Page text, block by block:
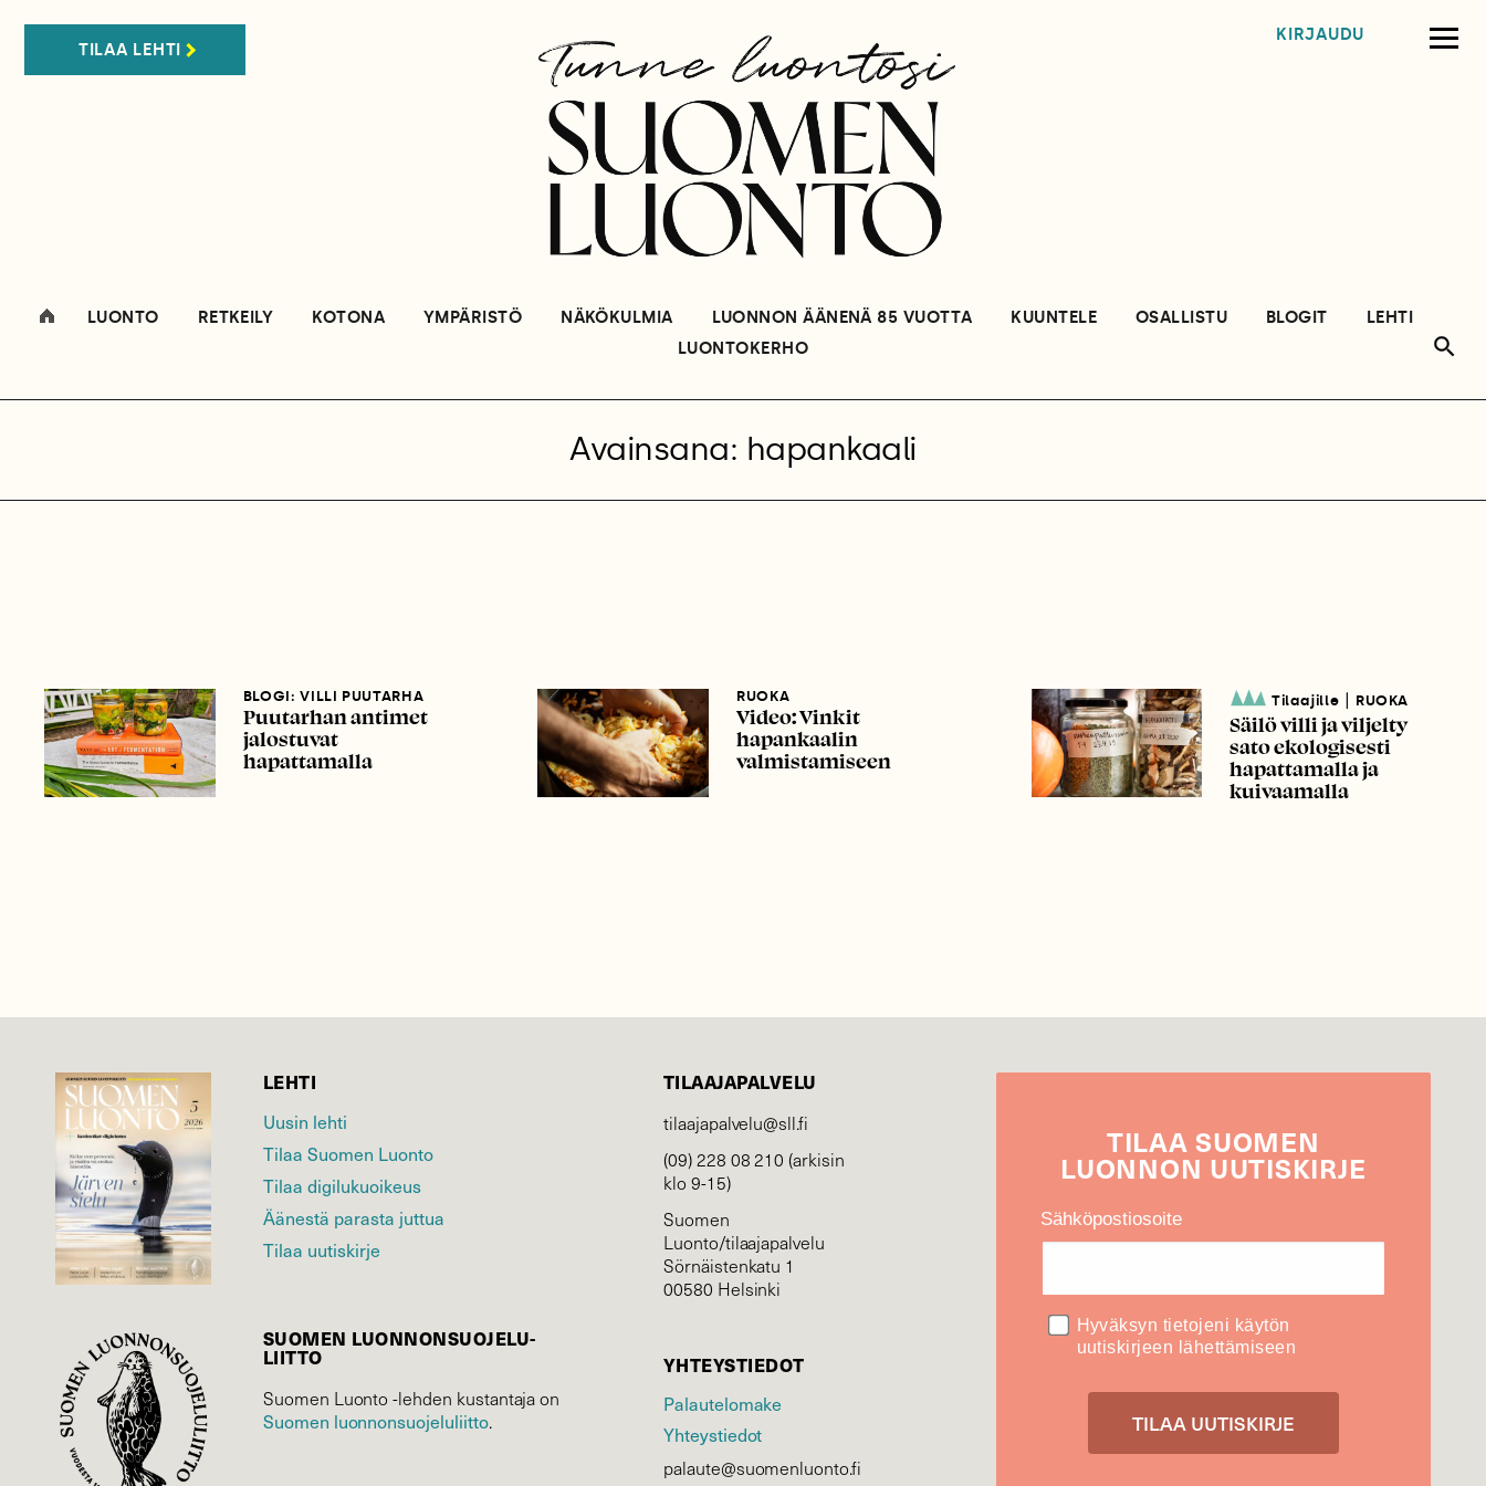
TILAA LEHTI
KIRJAUDU
LUONTO RETKEILY KOTONA YMPÄRISTÖ NÄKÖKULMIA LUONNON ÄÄNENÄ 85 VUOTTA KUUNTELE OSALLISTU BLOGIT
LEHTI
LUONTOKERHO
Avainsana: hapankaali
BLOGI: VILLI PUUTARHA
Puutarhan antimet
jalostuvat
hapattamalla
RUOKA
Video: Vinkit
hapankaalin
valmistamiseen
Tilaajille RUOKA
Säilö villi ja viljelty
sato ekologisesti
hapattamalla ja
kuivaamalla
LEHTI
Uusin lehti
Tilaa Suomen Luonto
Tilaa digilukuoikeus
Äänestä parasta juttua
Tilaa uutiskirje
SUOMEN LUONNON­SUOJELU­
LIITTO
Suomen Luonto -lehden kustantaja on
Suomen luonnonsuojelu­liitto.
TILAAJAPALVELU
tilaajapalvelu@sll.fi
(09) 228 08 210 (arkisin
klo 9-15)
Suomen
Luonto/tilaajapalvelu
Sörnäistenkatu 1
00580 Helsinki
YHTEYSTIEDOT
Palautelomake
Yhteystiedot
palaute@suomenluonto.fi
TILAASUOMEN
LUONNON UUTIS­KIRJE
Sähköpostiosoite
Hyväksyn tietojeni käytön
uutiskirjeen lähettämiseen